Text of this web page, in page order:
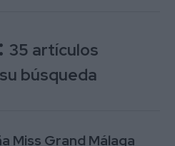
35 artículos
búsqueda
Miss Grand Málaga